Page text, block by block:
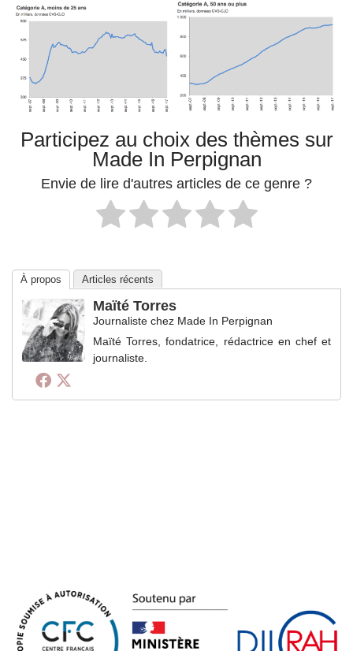
Participez au choix des thèmes sur
Made In Perpignan
Envie de lire d'autres articles de ce genre ?
À propos Articles récents
Maïté Torres
Journaliste chez Made In Perpignan
Maïté Torres, fondatrice, rédactrice en chef et
journaliste.